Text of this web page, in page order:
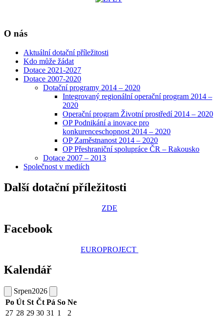
O nás
Aktuální dotační příležitosti
Kdo může žádat
Dotace 2021-2027
Dotace 2007-2020
Dotační programy 2014 – 2020
Integrovaný regionální operační program 2014 –
2020
Operační program Životní prostředí 2014 – 2020
OP Podnikání a inovace pro
konkurenceschopnost 2014 – 2020
OP Zaměstnanost 2014 – 2020
OP Přeshraniční spolupráce ČR – Rakousko
Dotace 2007 – 2013
Společnost v mediích
Další dotační příležitosti
ZDE
Facebook
EUROPROJECT
Kalendář
Srpen2026
Po Út St Čt Pá So Ne
27 28 29 30 31 1
2